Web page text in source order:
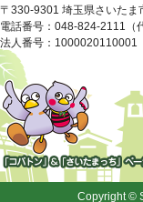
〒330-9301 埼玉県さいた
電話番号：048-824-2111（
法人番号：1000020110001
「コバトン」&「さいた
ち」
Copyright ©